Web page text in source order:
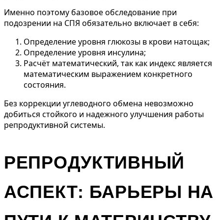
Именно поэтому базовое обследование при
подозрении на СПЯ обязательно включает в себя:
Определение уровня глюкозы в крови натощак;
Определение уровня инсулина;
Расчёт математический, так как индекс является
математическим выражением конкретного
состояния.
Без коррекции углеводного обмена невозможно
добиться стойкого и надежного улучшения работы
репродуктивной системы.
РЕПРОДУКТИВНЫЙ
АСПЕКТ: БАРЬЕРЫ НА